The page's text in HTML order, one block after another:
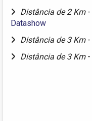
Distância de 2 Km -
Datashow
Distância de 3 Km -
Distância de 3 Km -